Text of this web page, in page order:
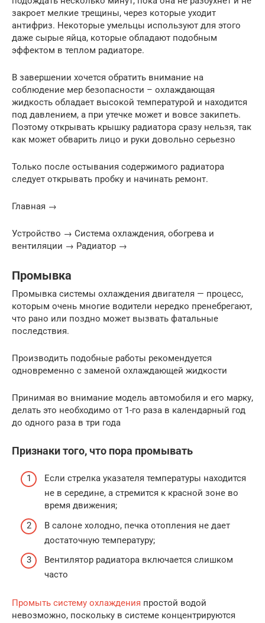
закроет мелкие трещины, через которые уходит
антифриз. Некоторые умельцы используют для этого
даже сырые яйца, которые обладают подобным
эффектом в теплом радиаторе.
В завершении хочется обратить внимание на
соблюдение мер безопасности – охлаждающая
жидкость обладает высокой температурой и находится
под давлением, а при утечке может и вовсе закипеть.
Поэтому открывать крышку радиатора сразу нельзя, так
как может обварить лицо и руки довольно серьезно
Только после остывания содержимого радиатора
следует открывать пробку и начинать ремонт.
Главная →
Устройство → Система охлаждения, обогрева и
вентиляции → Радиатор →
Промывка
Промывка системы охлаждения двигателя — процесс,
которым очень многие водители нередко пренебрегают,
что рано или поздно может вызвать фатальные
последствия.
Производить подобные работы рекомендуется
одновременно с заменой охлаждающей жидкости
Принимая во внимание модель автомобиля и его марку,
делать это необходимо от 1-го раза в календарный год
до одного раза в три года
Признаки того, что пора промывать
Если стрелка указателя температуры находится
не в середине, а стремится к красной зоне во
время движения;
В салоне холодно, печка отопления не дает
достаточную температуру;
Вентилятор радиатора включается слишком
часто
Промыть систему охлаждения простой водой
невозможно, поскольку в системе концентрируются